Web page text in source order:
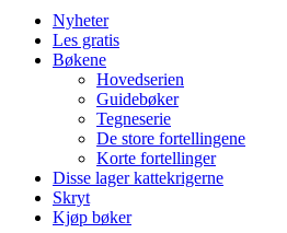
Close
Menu
Nyheter
Les gratis
Bøkene
Hovedserien
Guidebøker
Tegneserie
De store fortellingene
Korte fortellinger
Disse lager kattekrigerne
Skryt
Kjøp bøker